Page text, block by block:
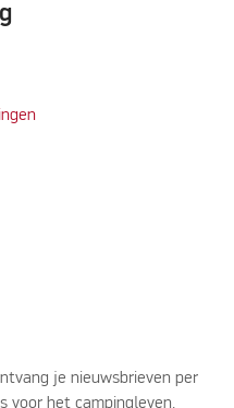
je nieuwsbrieven per
voor het campingleven.